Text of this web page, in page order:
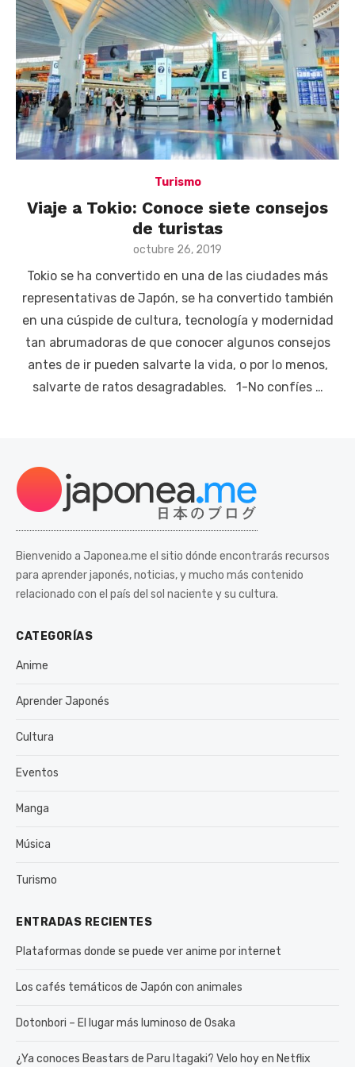
Turismo
Viaje a Tokio: Conoce siete consejos
de turistas
Posted
octubre 26, 2019
Tokio se ha convertido en una de las ciudades más
representativas de Japón, se ha convertido también
en una cúspide de cultura, tecnología y modernidad
tan abrumadoras de que conocer algunos consejos
antes de ir pueden salvarte la vida, o por lo menos,
salvarte de ratos desagradables. 1-No confíes …
Bienvenido a Japonea.me el sitio dónde encontrarás recursos
para aprender japonés, noticias, y mucho más contenido
relacionado con el país del sol naciente y su cultura.
CATEGORÍAS
Anime
Aprender Japonés
Cultura
Eventos
Manga
Música
Turismo
ENTRADAS RECIENTES
Plataformas donde se puede ver anime por internet
Los cafés temáticos de Japón con animales
Dotonbori – El lugar más luminoso de Osaka
¿Ya conoces Beastars de Paru Itagaki? Velo hoy en Netflix